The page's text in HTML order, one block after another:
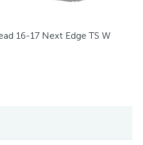
16-17 Next Edge TS W